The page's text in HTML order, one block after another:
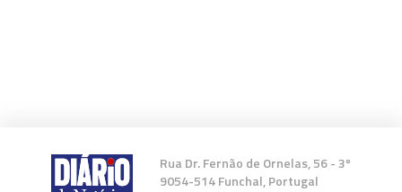
Rua Dr. Fernão de Ornelas, 56 - 3º
9054-514 Funchal, Portugal